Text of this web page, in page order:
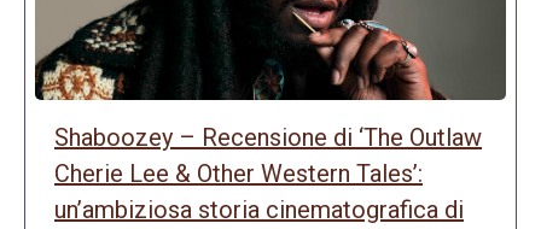
Shaboozey – Recensione di ‘The Outlaw
Cherie Lee & Other Western Tales’:
un’ambiziosa storia cinematografica di